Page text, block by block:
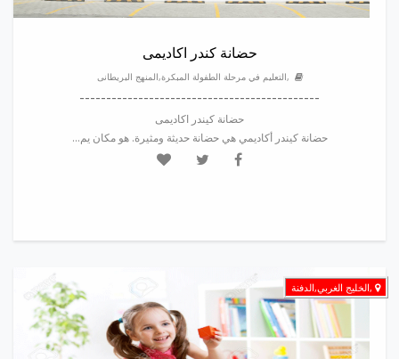
حضانة كندر اكاديمى
,التعليم في مرحلة الطفولة المبكرة,المنهج البريطانى
---------------------------------------------
حضانة كيندر اكاديمى
حضانة كيندر أكاديمي هي حضانة حديثة ومثيرة. هو مكان يم...
,الخليج الغربي,الدفنة